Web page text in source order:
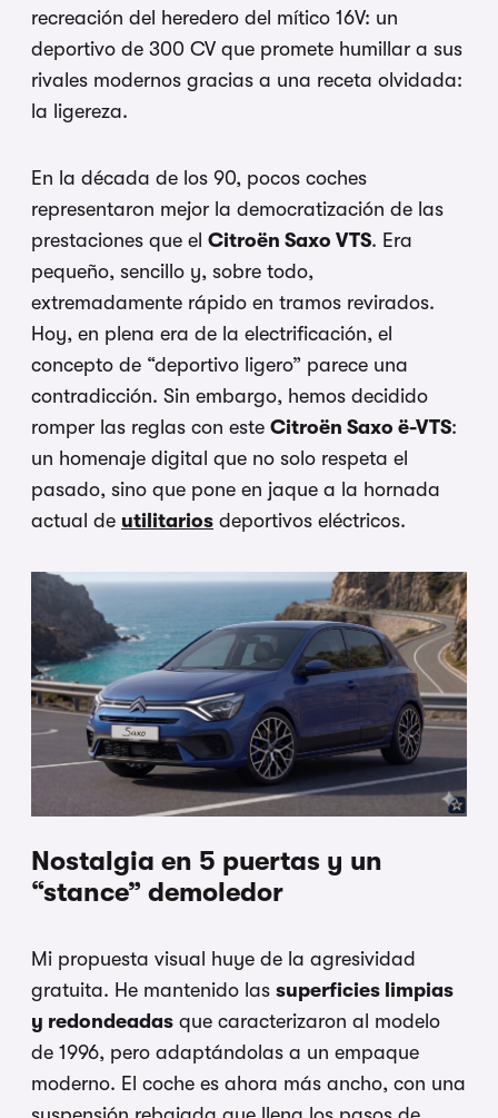
recreación del heredero del mítico 16V: un
deportivo de 300 CV que promete humillar a sus
rivales modernos gracias a una receta olvidada:
la ligereza.
En la década de los 90, pocos coches
representaron mejor la democratización de las
prestaciones que el Citroën Saxo VTS. Era
pequeño, sencillo y, sobre todo,
extremadamente rápido en tramos revirados.
Hoy, en plena era de la electrificación, el
concepto de “deportivo ligero” parece una
contradicción. Sin embargo, hemos decidido
romper las reglas con este Citroën Saxo ë-VTS:
un homenaje digital que no solo respeta el
pasado, sino que pone en jaque a la hornada
actual de utilitarios deportivos eléctricos.
Nostalgia en 5 puertas y un
“stance” demoledor
Mi propuesta visual huye de la agresividad
gratuita. He mantenido las superficies limpias
y redondeadas que caracterizaron al modelo
de 1996, pero adaptándolas a un empaque
moderno. El coche es ahora más ancho, con una